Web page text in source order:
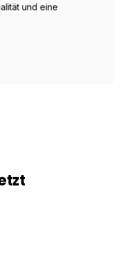
und eine